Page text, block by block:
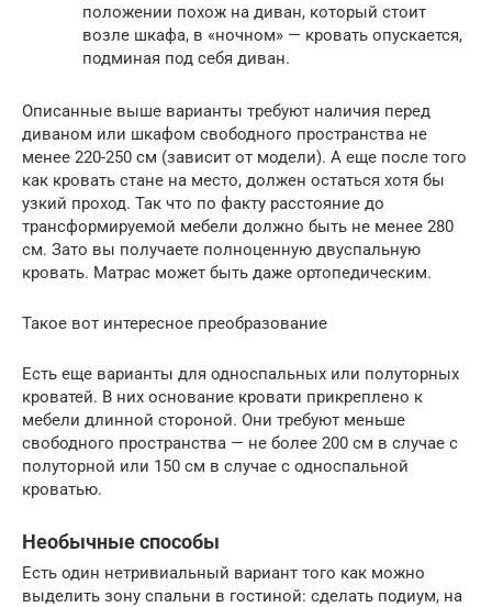
положении похож на диван, который стоит
возле шкафа, в «ночном» — кровать опускается,
подминая под себя диван.
Описанные выше варианты требуют наличия перед
диваном или шкафом свободного пространства не
менее 220-250 см (зависит от модели). А еще после того
как кровать стане на место, должен остаться хотя бы
узкий проход. Так что по факту расстояние до
трансформируемой мебели должно быть не менее 280
см. Зато вы получаете полноценную двуспальную
кровать. Матрас может быть даже ортопедическим.
Такое вот интересное преобразование
Есть еще варианты для односпальных или полуторных
кроватей. В них основание кровати прикреплено к
мебели длинной стороной. Они требуют меньше
свободного пространства — не более 200 см в случае с
полуторной или 150 см в случае с односпальной
кроватью.
Необычные способы
Есть один нетривиальный вариант того как можно
выделить зону спальни в гостиной: сделать подиум, на